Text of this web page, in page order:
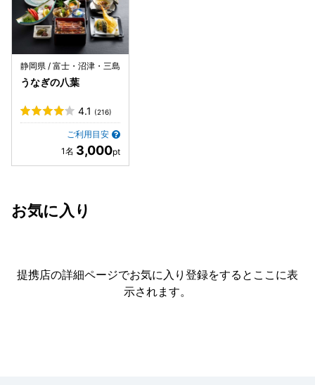
静岡県 / 富士・沼津・三島
うなぎの八葉
4.1 (216)
ご利用目安
3,000
お気に入り
提携店の詳細ページでお気に入り登録をすると ここに表
示されます。